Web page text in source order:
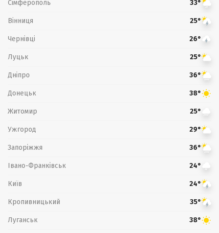
Сімферополь 33°
Вінниця 25°
Чернівці 26°
Луцьк 25°
Дніпро 36°
Донецьк 38°
Житомир 25°
Ужгород 29°
Запоріжжя 36°
Івано-Франківськ 24°
Київ 24°
Кропивницький 35°
Луганськ 38°